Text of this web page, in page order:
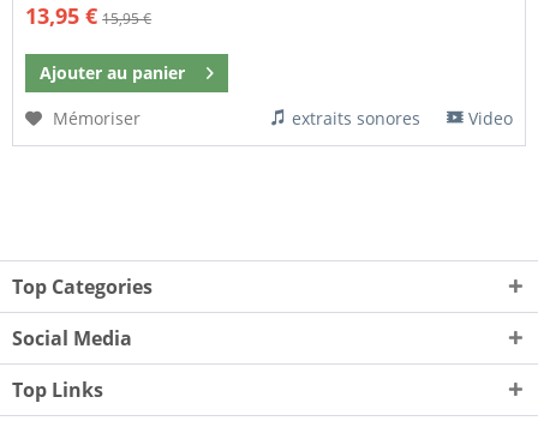
13,95 € 15,95 €
Ajouter au panier
Mémoriser
extraits sonores Video
Top Categories
Social Media
Top Links